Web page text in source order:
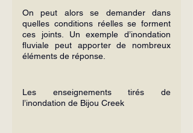
On peut alors se demander dans
quelles conditions réelles se forment
ces joints. Un exemple d’inondation
fluviale peut apporter de nombreux
éléments de réponse.
Les enseignements tirés de
l’inondation de Bijou Creek